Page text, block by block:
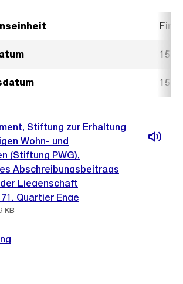
15.
15.
Stiftung zur Erhaltung
Wohn- und
(Stiftung PWG),
Abschreibungsbeitrags
Liegenschaft
Quartier Enge
KB